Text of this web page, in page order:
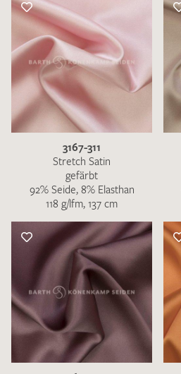
3167-311
Stretch Satin
gefärbt
92% Seide, 8% Elasthan
118 g/lfm, 137 cm